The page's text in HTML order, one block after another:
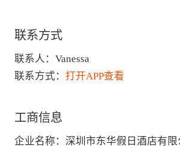
联系方式
联系人： Vanessa
联系方式： 打开APP查看
工商信息
企业名称 ： 深圳市东华假日酒店有限